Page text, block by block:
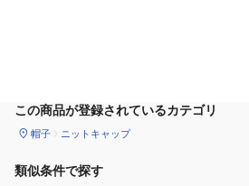
この商品が登録されているカテゴリ
帽子 ニットキャップ
類似条件で探す